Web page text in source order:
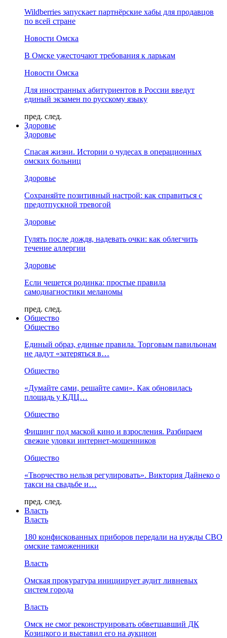
Wildberries запускает партнёрские хабы для продавцов
по всей стране
Новости Омска
В Омске ужесточают требования к ларькам
Новости Омска
Для иностранных абитуриентов в России введут
единый экзамен по русскому языку
пред. след.
Здоровье
Здоровье
Спасая жизни. Истории о чудесах в операционных
омских больниц
Здоровье
Сохраняйте позитивный настрой: как справиться с
предотпускной тревогой
Здоровье
Гулять после дождя, надевать очки: как облегчить
течение аллергии
Здоровье
Если чешется родинка: простые правила
самодиагностики меланомы
пред. след.
Общество
Общество
Единый образ, единые правила. Торговым павильонам
не дадут «затеряться в…
Общество
«Думайте сами, решайте сами». Как обновилась
площадь у КДЦ…
Общество
Фишинг под маской кино и взросления. Разбираем
свежие уловки интернет-мошенников
Общество
«Творчество нельзя регулировать». Виктория Дайнеко о
такси на свадьбе и…
пред. след.
Власть
Власть
180 конфискованных приборов передали на нужды СВО
омские таможенники
Власть
Омская прокуратура инициирует аудит ливневых
систем города
Власть
Омск не смог реконструировать обветшавший ДК
Козицкого и выставил его на аукцион